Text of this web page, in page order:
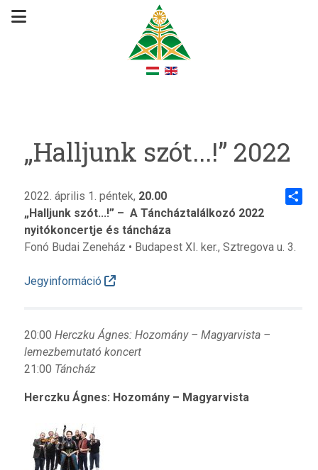
„Halljunk szót...!” 2022
2022. április 1. péntek, 20.00
„Halljunk szót...!” – A Táncháztalálkozó 2022
nyitókoncertje és táncháza
Fonó Budai Zeneház • Budapest XI. ker., Sztregova u. 3.
Jegyinformáció
20:00 Herczku Ágnes: Hozomány – Magyarvista –
lemezbemutató koncert
21:00 Táncház
Herczku Ágnes: Hozomány – Magyarvista